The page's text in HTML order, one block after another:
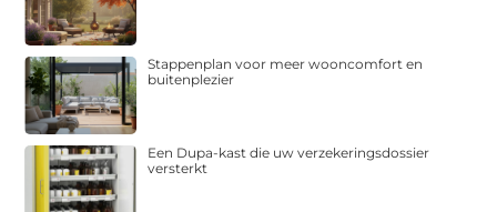
Stappenplan voor meer wooncomfort en
buitenplezier
Een Dupa-kast die uw verzekeringsdossier
versterkt